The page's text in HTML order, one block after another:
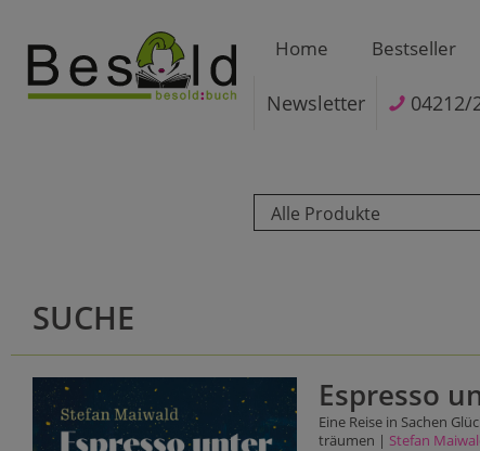
Home Bestseller
Newsletter 04212/
Alle Produkte
SUCHE
Espresso
Eine Reise in Sachen
träumen | Stefan